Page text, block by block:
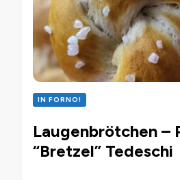
IN FORNO!
Laugenbrötchen –
“Bretzel” Tedeschi